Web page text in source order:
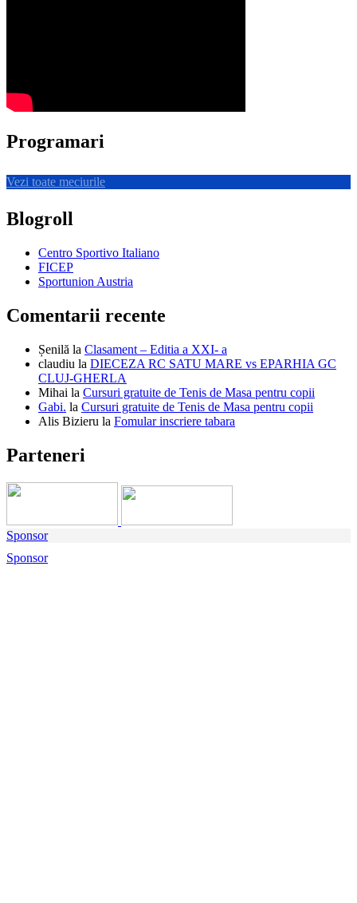
Programari
Vezi toate meciurile
Blogroll
Centro Sportivo Italiano
FICEP
Sportunion Austria
Comentarii recente
Șenilă la Clasament – Editia a XXI- a
claudiu la DIECEZA RC SATU MARE vs EPARHIA GC
CLUJ-GHERLA
Mihai la Cursuri gratuite de Tenis de Masa pentru copii
Gabi. la Cursuri gratuite de Tenis de Masa pentru copii
Alis Bizieru la Fomular inscriere tabara
Parteneri
Sponsor
Sponsor